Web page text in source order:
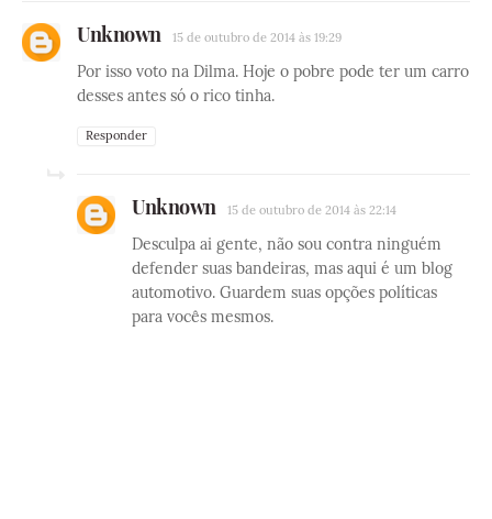
Unknown 15 de outubro de 2014 às 19:29
Por isso voto na Dilma. Hoje o pobre pode ter um carro
desses antes só o rico tinha.
Responder
Unknown 15 de outubro de 2014 às 22:14
Desculpa ai gente, não sou contra ninguém
defender suas bandeiras, mas aqui é um blog
automotivo. Guardem suas opções políticas
para vocês mesmos.